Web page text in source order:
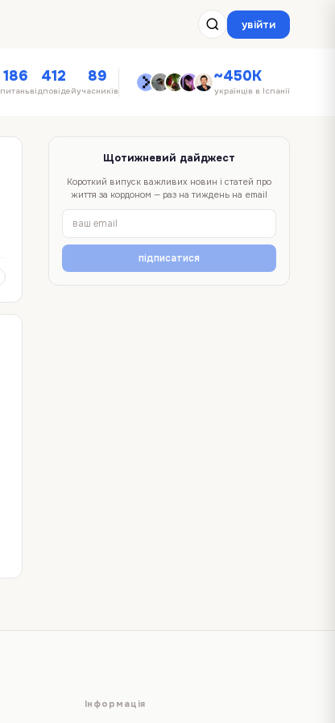
увійти
186
питань
412
відповідей
89
учасників
~450K
українців в Іспанії
Щотижневий дайджест
Короткий випуск важливих новин і статей про
життя за кордоном — раз на тиждень на email
підписатися
Інформація